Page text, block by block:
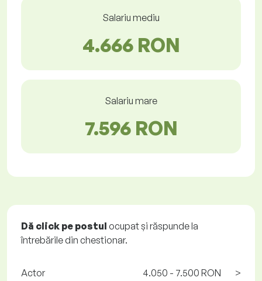
Salariu mediu
4.666 RON
Salariu mare
7.596 RON
Dă click pe postul ocupat și răspunde la
întrebările din chestionar.
Actor 4.050 - 7.500 RON >